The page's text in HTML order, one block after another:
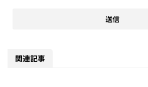
関連記事